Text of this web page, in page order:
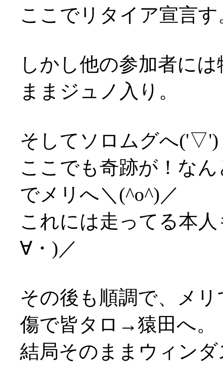
ここでリタイア宣言す
しかし他の参加者に
ままジュノ入り。
そしてソロムグへ('▽')
ここでも奇跡が！な
でメリへ＼(^o^)／
これには走ってる本
∀・)／
その後も順調で、メ
傷で皆タロ→猿田へ。
結局そのままウィン